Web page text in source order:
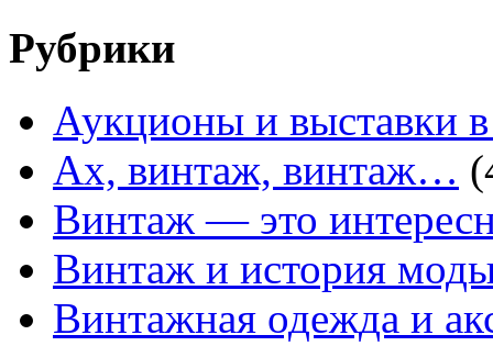
Рубрики
Аукционы и выставки
Ах, винтаж, винтаж…
Винтаж — это
Винтаж и история
Винтажная одежда и